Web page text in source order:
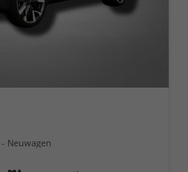
Neuwagen